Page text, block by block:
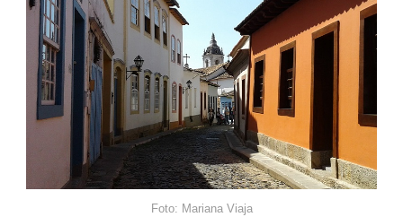
Foto: Mariana Viaja